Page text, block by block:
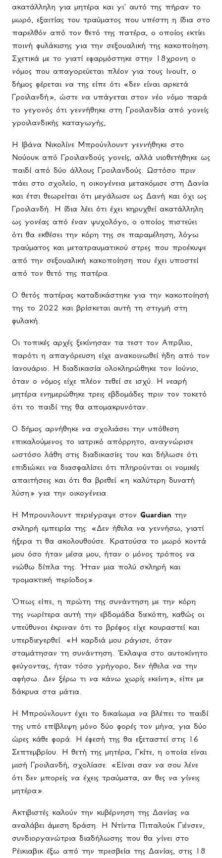
ακατάλληλη για μητέρα και γι’ αυτό της πήραν το
μωρό, εξαιτίας του τραύματος που υπέστη η ίδια στο
παρελθόν από τον θετό της πατέρα, ο οποίος εκτίει
ποινή φυλάκισης για την σεξουαλική της κακοποίηση.
Σχετικά με το γιατί εφαρμόστηκε στην 18χρονη ο
νόμος που απαγορεύεται πλέον για τους Ινουίτ, ο
δήμος φέρεται να της είπε ότι «δεν είναι αρκετά
Γροιλανδή», ώστε να υπάγεται στον νέο νόμο παρά
το γεγονός ότι γεννήθηκε στη Γροιλανδία από γονείς
γροιλανδικής καταγωγής,
Η Ιβάνα Νικολίνε Μπρούνλουντ γεννήθηκε στο
Νούουκ από Γροιλανδούς γονείς, αλλά υιοθετήθηκε ως
παιδί από δύο άλλους Γροιλανδούς. Ωστόσο πριν
πάει στο σχολείο, η οικογένεια μετακόμισε στη Δανία
και έτσι θεωρείται ότι μεγάλωσε ως Δανή και όχι ως
Γροιλανδή. Η ίδια λέει ότι έχει κηρυχθεί ακατάλληλη
ως γονέας από έναν ψυχολόγο, ο οποίος πιστεύει
ότι θα εκθέσει την κόρη της σε παραμέληση, λόγω
τραύματος και μετατραυματικού στρες που προέκυψε
από την σεξουαλική κακοποίηση που έχει υποστεί
από τον θετό της πατέρα.
Ο θετός πατέρας καταδικάστηκε για την κακοποίησή
της το 2022 και βρίσκεται αυτή τη στιγμή στη
φυλακή.
Οι τοπικές αρχές ξεκίνησαν τα τεστ τον Απρίλιο,
παρότι η απαγόρευση είχε ανακοινωθεί ήδη από τον
Ιανουάριο. Η διαδικασία ολοκληρώθηκε τον Ιούνιο,
όταν ο νόμος είχε πλέον τεθεί σε ισχύ. Η νεαρή
μητέρα ενημερώθηκε τρεις εβδομάδες πριν τον τοκετό
ότι το παιδί της θα απομακρυνόταν.
Ο δήμος αρνήθηκε να σχολιάσει την υπόθεση
επικαλούμενος το ιατρικό απόρρητο, αναγνώρισε
ωστόσο λάθη στις διαδικασίες του και δήλωσε ότι
επιδιώκει να διασφαλίσει ότι πληρούνται οι νομικές
απαιτήσεις και ότι θα βρεθεί «η καλύτερη δυνατή
λύση» για την οικογένεια.
Η Μπρουνλουντ περιέγραψε στον Guardian την
σκληρή εμπειρία της: «Δεν ήθελα να γεννήσω, γιατί
ήξερα τι θα ακολουθούσε. Κρατούσα το μωρό κοντά
μου όσο ήταν μέσα μου, ήταν ο μόνος τρόπος να
νιώθω δίπλα της. Ήταν μια πολύ σκληρή και
τρομακτική περίοδος».
Όπως είπε, η πρώτη της συνάντηση με την κόρη
της νωρίτερα αυτή την εβδομάδα διεκόπη, καθώς οι
υπεύθυνοι έκριναν ότι το βρέφος είχε κουραστεί και
υπερδιεγερθεί. «Η καρδιά μου ράγισε, όταν
σταμάτησαν τη συνάντηση. Έκλαψα στο αυτοκίνητο
φεύγοντας, ήταν τόσο γρήγορο, δεν ήθελα να την
αφήσω. Δεν ξέρω τι να κάνω χωρίς εκείνη», είπε με
δάκρυα στα μάτια.
Η Μπρούνλουντ έχει το δικαίωμα να βλέπει το παιδί
της υπό επίβλεψη μόνο δύο φορές τον μήνα, για δύο
ώρες κάθε φορά. Η έφεσή της θα εξεταστεί στις 16
Σεπτεμβρίου. Η θετή της μητέρα, Γκίτε, η οποία είναι
μισή Γροιλανδή, σχολίασε: «Είναι σαν να σου λένε
ότι δεν μπορείς να έχεις τραύματα, αν θες να γίνεις
μητέρα».
Ακτιβιστές καλούν την κυβέρνηση της Δανίας να
αναλάβει άμεση δράση. Η Ντίντα Πιπαλούκ Γιένσεν,
συνδιοργανώτρια διαδήλωσης που θα γίνει στο
Ρέικιαβικ έξω από την πρεσβεία της Δανίας, στις 18